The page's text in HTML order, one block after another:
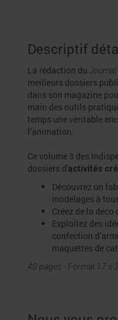
Descriptif
La rédaction du Journal
meilleurs dossiers
dans son magazine
main des outils
temps une véritable
l’animation.
Ce volume 3 des
dossiers d'activités
Découvrez un
modelages à
Créez de la déco
Exploitez des
confection
maquettes de
40 pages - Format 17 x